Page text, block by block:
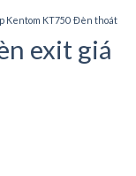
Kentom KT750 Đèn thoát
exit giá